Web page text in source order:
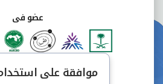
عضو فى
دفع آمن منموافقة على